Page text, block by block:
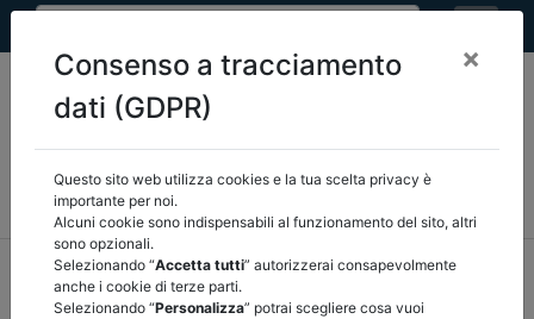
MEF FINANZA LOCALE/OSSERVATORIO
NORMATIVA
CORTE DEI CONTI E GIURISPRUDENZA
home
documenti pubblici
corte dei conti e giurisprudenza
Consenso a tracciamento
dati (GDPR)
×
Questo sito web utilizza cookies e la tua scelta privacy è
importante per noi.
Alcuni cookie sono indispensabili al funzionamento del sito, altri
sono opzionali.
Selezionando “Accetta tutti” autorizzerai consapevolmente
anche i cookie di terze parti.
Selezionando “Personalizza” potrai scegliere cosa vuoi